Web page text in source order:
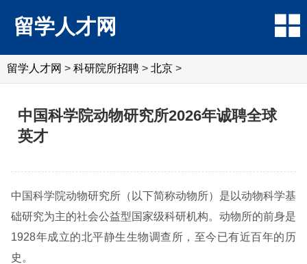
留学人才网
留学人才网 > 科研院所招聘 > 北京 >
中国科学院动物研究所2026年诚聘全球
英才
中国科学院动物研究所（以下简称动物所）是以动物科学基
础研究为主的社会公益型国家级科研机构。动物所的前身是
1928年成立的北平静生生物调查所，至今已有近百年的历
史。